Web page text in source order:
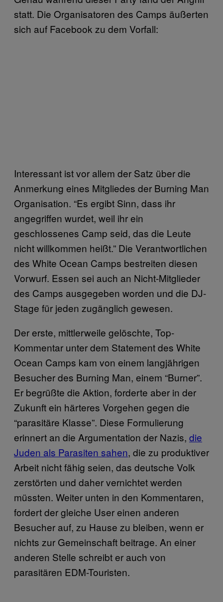
statt. Die Organisatoren des Camps äußerten
sich auf Facebook zu dem Vorfall:
Interessant ist vor allem der Satz über die
Anmerkung eines Mitgliedes der Burning Man
Organisation. “Es ergibt Sinn, dass ihr
angegriffen wurdet, weil ihr ein
geschlossenes Camp seid, das die Leute
nicht willkommen heißt.” Die Verantwortlichen
des White Ocean Camps bestreiten diesen
Vorwurf. Essen sei auch an Nicht-Mitglieder
des Camps ausgegeben worden und die DJ-
Stage für jeden zugänglich gewesen.
Der erste, mittlerweile gelöschte, Top-
Kommentar unter dem Statement des White
Ocean Camps kam von einem langjährigen
Besucher des Burning Man, einem “Burner”.
Er begrüßte die Aktion, forderte aber in der
Zukunft ein härteres Vorgehen gegen die
“parasitäre Klasse”. Diese Formulierung
erinnert an die Argumentation der Nazis, die
Juden als Parasiten sahen, die zu produktiver
Arbeit nicht fähig seien, das deutsche Volk
zerstörten und daher vernichtet werden
müssten. Weiter unten in den Kommentaren,
fordert der gleiche User einen anderen
Besucher auf, zu Hause zu bleiben, wenn er
nichts zur Gemeinschaft beitrage. An einer
anderen Stelle schreibt er auch von
parasitären EDM-Touristen.